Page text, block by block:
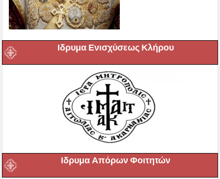
Ιδρυμα Ενισχύσεως Κλήρου
Ιδρυμα Απόρων Φοιτητών